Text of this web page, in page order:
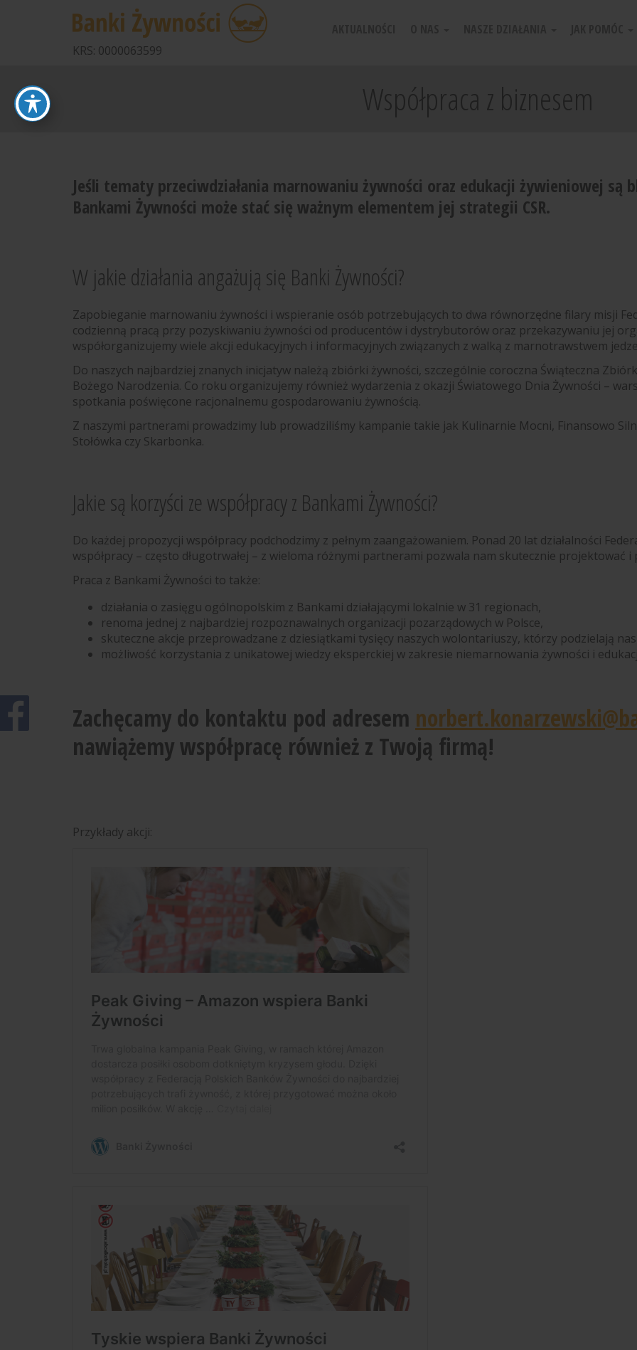
KRS: 0000063599
Współpraca z biznesem
Jeśli tematy przeciwdziałania marnowaniu żywności oraz edukacji żywieniowej są
Bankami Żywności może stać się ważnym elementem jej strategii CSR.
W jakie działania angażują się Banki Żywności?
Zapobieganie marnowaniu żywności i wspieranie osób potrzebujących to dwa równorzędne filary misji
codzienną pracą przy pozyskiwaniu żywności od producentów i dystrybutorów oraz przekazywaniu jej
współorganizujemy wiele akcji edukacyjnych i informacyjnych związanych z walką z marnotrawstwem
Do naszych najbardziej znanych inicjatyw należą zbiórki żywności, szczególnie coroczna Świąteczna
Bożego Narodzenia. Co roku organizujemy również wydarzenia z okazji Światowego Dnia Żywności –
spotkania poświęcone racjonalnemu gospodarowaniu żywnością.
Z naszymi partnerami prowadzimy lub prowadziliśmy kampanie takie jak Kulinarnie Mocni, Finansowo
Stołówka czy Skarbonka.
Jakie są korzyści ze współpracy z Bankami Żywności?
Do każdej propozycji współpracy podchodzimy z pełnym zaangażowaniem. Ponad 20 lat działalności
współpracy – często długotrwałej – z wieloma różnymi partnerami pozwala nam skutecznie projektować i
Praca z Bankami Żywności to także:
działania o zasięgu ogólnopolskim z Bankami działającymi lokalnie w 31 regionach,
renoma jednej z najbardziej rozpoznawalnych organizacji pozarządowych w Polsce,
skuteczne akcje przeprowadzane z dziesiątkami tysięcy naszych wolontariuszy, którzy podzielają
możliwość korzystania z unikatowej wiedzy eksperckiej w zakresie niemarnowania żywności i
Zachęcamy do kontaktu pod adresem
nawiążemy współpracę również z Twoją firmą!
Przykłady akcji: